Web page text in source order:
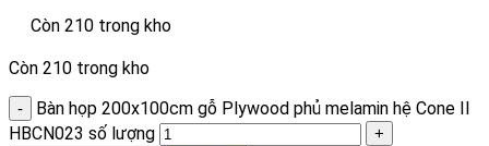
Còn 210 trong kho
Còn 210 trong kho
Bàn họp 200x100cm gỗ Plywood phủ melamin hệ Cone II
HBCN023 số lượng